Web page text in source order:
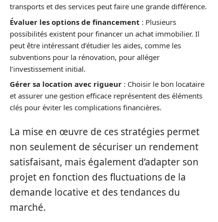
transports et des services peut faire une grande différence.
Évaluer les options de financement : Plusieurs
possibilités existent pour financer un achat immobilier. Il
peut être intéressant d’étudier les aides, comme les
subventions pour la rénovation, pour alléger
l’investissement initial.
Gérer sa location avec rigueur : Choisir le bon locataire
et assurer une gestion efficace représentent des éléments
clés pour éviter les complications financières.
La mise en œuvre de ces stratégies permet
non seulement de sécuriser un rendement
satisfaisant, mais également d’adapter son
projet en fonction des fluctuations de la
demande locative et des tendances du
marché.